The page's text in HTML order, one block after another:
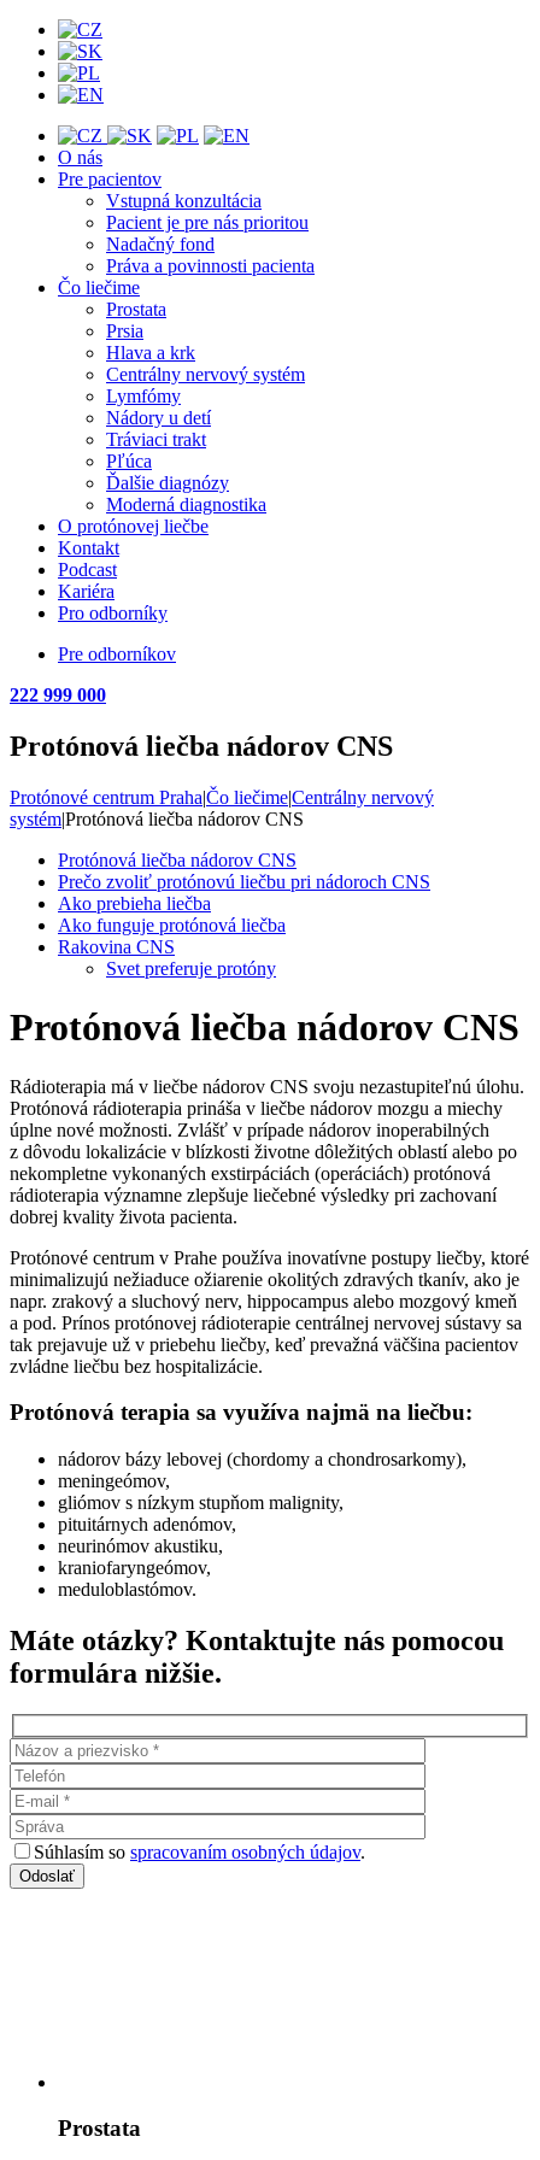
O nás
Pre pacientov
Vstupná konzultácia
Pacient je pre nás prioritou
Nadačný fond
Práva a povinnosti pacienta
Čo liečime
Prostata
Prsia
Hlava a krk
Centrálny nervový systém
Lymfómy
Nádory u detí
Tráviaci trakt
Pľúca
Ďalšie diagnózy
Moderná diagnostika
O protónovej liečbe
Kontakt
Podcast
Kariéra
Pro odborníky
Pre odborníkov
222 999 000
Protónová liečba nádorov CNS
Protónové centrum Praha|Čo liečime|Centrálny nervový
systém|Protónová liečba nádorov CNS
Protónová liečba nádorov CNS
Prečo zvoliť protónovú liečbu pri nádoroch CNS
Ako prebieha liečba
Ako funguje protónová liečba
Rakovina CNS
Svet preferuje protóny
Protónová liečba nádorov CNS
Rádioterapia má v liečbe nádorov CNS svoju nezastupiteľnú úlohu.
Protónová rádioterapia prináša v liečbe nádorov mozgu a miechy
úplne nové možnosti. Zvlášť v prípade nádorov inoperabilných
z dôvodu lokalizácie v blízkosti životne dôležitých oblastí alebo po
nekompletne vykonaných exstirpáciách (operáciách) protónová
rádioterapia významne zlepšuje liečebné výsledky pri zachovaní
dobrej kvality života pacienta.
Protónové centrum v Prahe používa inovatívne postupy liečby, ktoré
minimalizujú nežiaduce ožiarenie okolitých zdravých tkanív, ako je
napr. zrakový a sluchový nerv, hippocampus alebo mozgový kmeň
a pod. Prínos protónovej rádioterapie centrálnej nervovej sústavy sa
tak prejavuje už v priebehu liečby, keď prevažná väčšina pacientov
zvládne liečbu bez hospitalizácie.
Protónová terapia sa využíva najmä na liečbu:
nádorov bázy lebovej (chordomy a chondrosarkomy),
meningeómov,
gliómov s nízkym stupňom malignity,
pituitárnych adenómov,
neurinómov akustiku,
kraniofaryngeómov,
meduloblastómov.
Máte otázky? Kontaktujte nás pomocou
formulára nižšie.
Súhlasím so spracovaním osobných údajov.
Prostata